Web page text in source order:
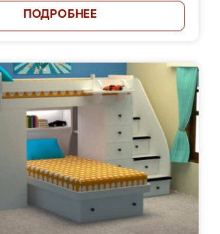
ПОДРОБНЕЕ